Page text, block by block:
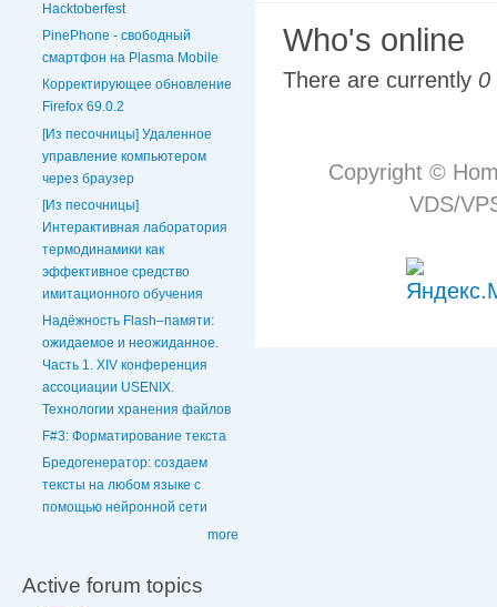
Hacktoberfest
PinePhone - свободный
смартфон на Plasma Mobile
Корректирующее обновление
Firefox 69.0.2
[Из песочницы] Удаленное
управление компьютером
через браузер
[Из песочницы]
Интерактивная лаборатория
термодинамики как
эффективное средство
имитационного обучения
Надёжность Flash–памяти:
ожидаемое и неожиданное.
Часть 1. XIV конференция
ассоциации USENIX.
Технологии хранения файлов
F#3: Форматирование текста
Бредогенератор: создаем
тексты на любом языке с
помощью нейронной сети
more
Active forum topics
Who's online
There are currently 0
Copyright ©
VDS/